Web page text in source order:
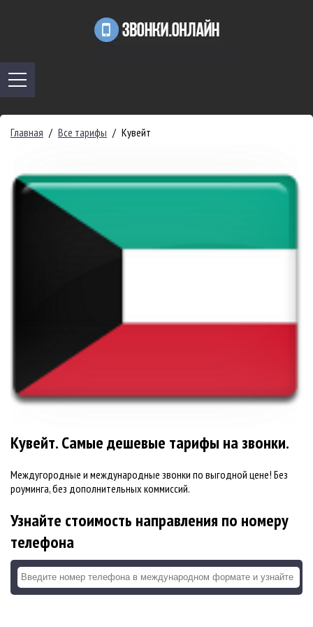
Главная / Все тарифы / Кувейт
Кувейт. Самые дешевые тарифы на звонки.
Междугородные и международные звонки по выгодной цене! Без
роуминга, без дополнительных коммиссий.
Узнайте стоимость направления по номеру
телефона